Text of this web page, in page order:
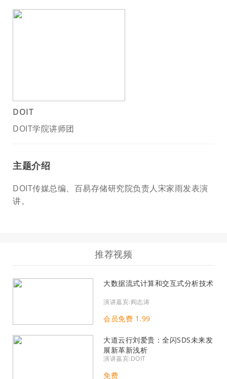
DOIT
DOIT学院讲师团
主题介绍
DOIT传媒总编、百易存储研究院负责人宋家雨发表演
讲。
推荐视频
大数据流式计算和交互式分析技术
演讲嘉宾:阎志涛
会员免费 1.99
大道云行刘爱贵：全闪SDS未来发
展新革新浅析
演讲嘉宾:DOIT
免费